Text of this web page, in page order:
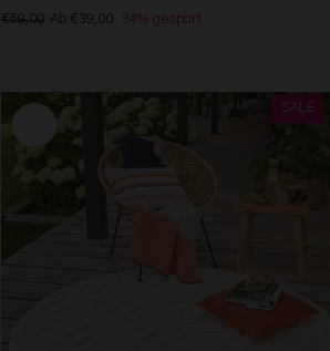
€59,00 Ab €39,00 34% gespart
Verwendung